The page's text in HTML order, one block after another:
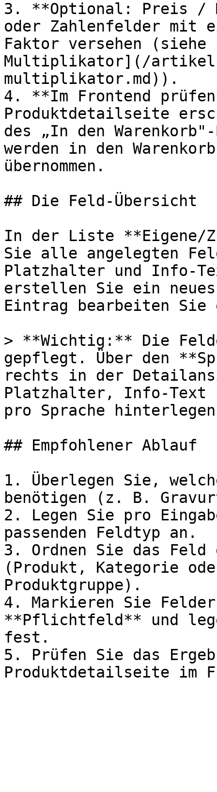
3. **Optional: Preis /
oder Zahlenfelder mit
Faktor versehen (siehe
Multiplikator](/
multiplikator.md)).
4. **Im Frontend
Produktdetailseite
des „In den
werden in den
übernommen.
## Die Feld-Übersicht
In der Liste **Eigene/
Sie alle angelegten
Platzhalter und Info-
erstellen Sie ein
Eintrag bearbeiten Sie
> **Wichtig:** Die
gepflegt. Über den
rechts in der
Platzhalter, Info-Text
pro Sprache
## Empfohlener Ablauf
1. Überlegen Sie,
benötigen (z. B.
2. Legen Sie pro
passenden Feldtyp an.
3. Ordnen Sie das Feld
(Produkt, Kategorie
Produktgruppe).
4. Markieren Sie
**Pflichtfeld** und
fest.
5. Prüfen Sie das